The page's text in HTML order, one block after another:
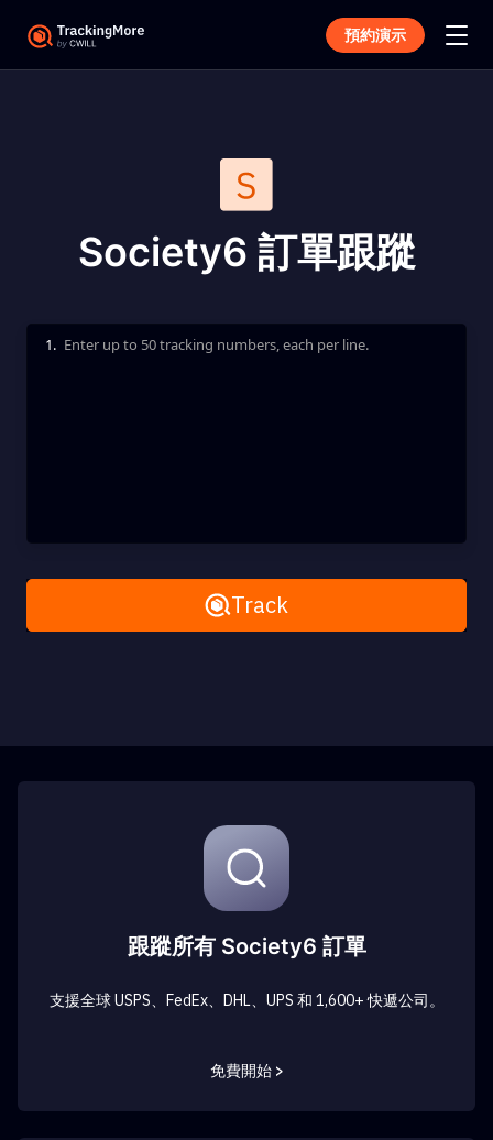
預約演示
Society6 訂單跟蹤
Enter up to 50 tracking numbers, each per line.
1.
Remove AllTrack
跟蹤所有 Society6 訂單
支援全球 USPS、FedEx、DHL、UPS 和 1,600+ 快遞公司。
免費開始 >